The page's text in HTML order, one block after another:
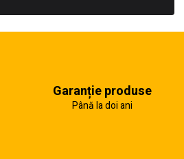
Garanție produse
Până la doi ani